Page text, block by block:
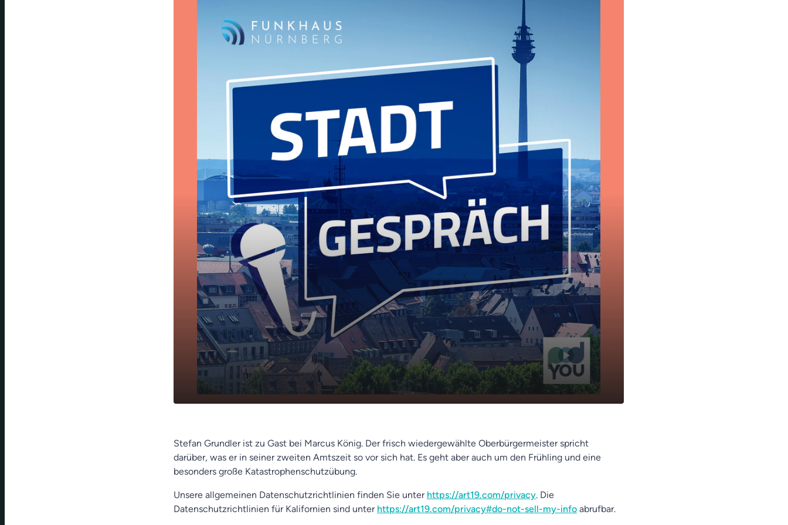
Stefan Grundler ist zu Gast bei Marcus König. Der frisch wiedergewählte Oberbürgermeister spricht
darüber, was er in seiner zweiten Amtszeit so vor sich hat. Es geht aber auch um den Frühling und eine
besonders große Katastrophenschutzübung.
Unsere allgemeinen Datenschutzrichtlinien finden Sie unter https://art19.com/privacy. Die
Datenschutzrichtlinien für Kalifornien sind unter https://art19.com/privacy#do-not-sell-my-info abrufbar.